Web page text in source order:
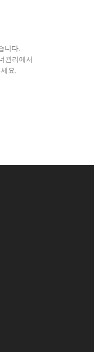
니다.
관리에서
요.